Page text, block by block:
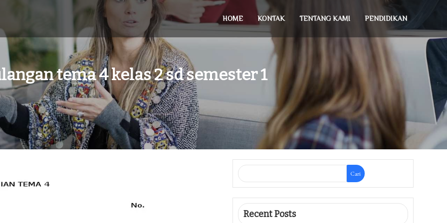
HOME KONTAK TENTANG KAMI PENDIDIKAN
tema 4 kelas 2 sd semester 1
Cari
Recent Posts